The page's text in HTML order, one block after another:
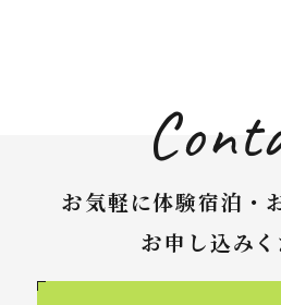
お気軽に体験宿泊・
お申し込み